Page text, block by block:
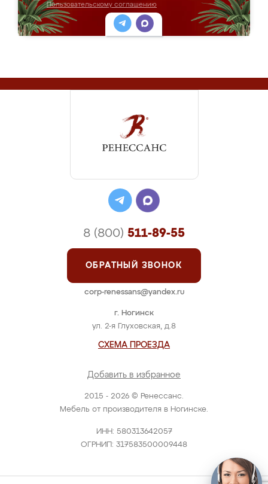
Пользовательскому соглашению
2015 - 2026 © Ренессанс.
Мебель от производителя в Ногинске.
ИНН: 580313642057
ОГРНИП: 317583500009448
г. Ногинск
ул. 2-я Глуховская, д.8
СХЕМА ПРОЕЗДА
Добавить в избранное
8 (800) 511-89-55
ОБРАТНЫЙ ЗВОНОК
corp-renessans@yandex.ru